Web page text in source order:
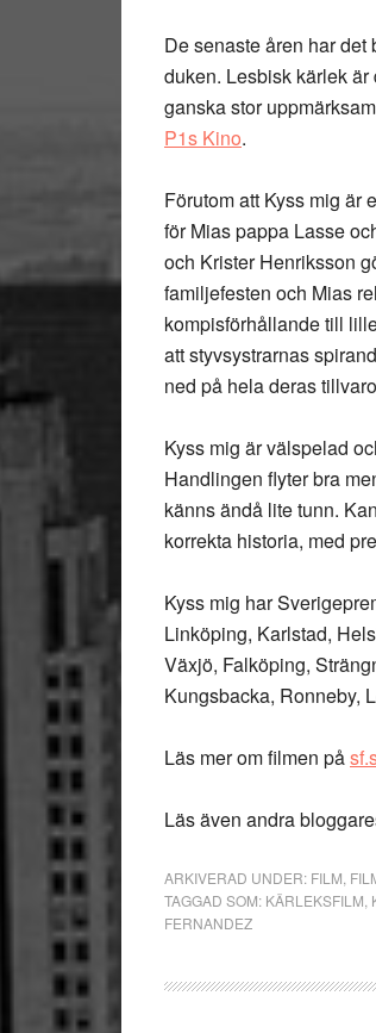
De senaste åren har
duken. Lesbisk kärlek
ganska stor
P1s Kino.
Förutom att Kyss mig är
för Mias pappa Lasse
och Krister Henriksson
familjefesten och Mias
kompisförhållande till
att styvsystrarnas
ned på hela deras
Kyss mig är välspelad
Handlingen flyter bra
känns ändå lite tunn.
korrekta historia, med
Kyss mig har
Linköping, Karlstad,
Växjö, Falköping,
Kungsbacka, Ronneby,
Läs mer om filmen på
Läs även andra
ARKIVERAD UNDER: FILM
TAGGAD SOM: KÄRLEKSFILM
FERNANDEZ